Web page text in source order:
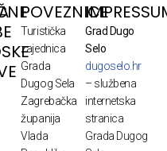
POVEZNICE
Turistička
zajednica
Grada
Dugog Sela
Zagrebačka
županija
Vlada
Grad Dugo
Selo
dugoselo.hr
– službena
internetska
stranica
Grada Dugog